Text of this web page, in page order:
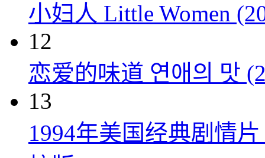
小妇人 Little Women
12
恋爱的味道 연애의 맛
13
1994年美国经典剧情